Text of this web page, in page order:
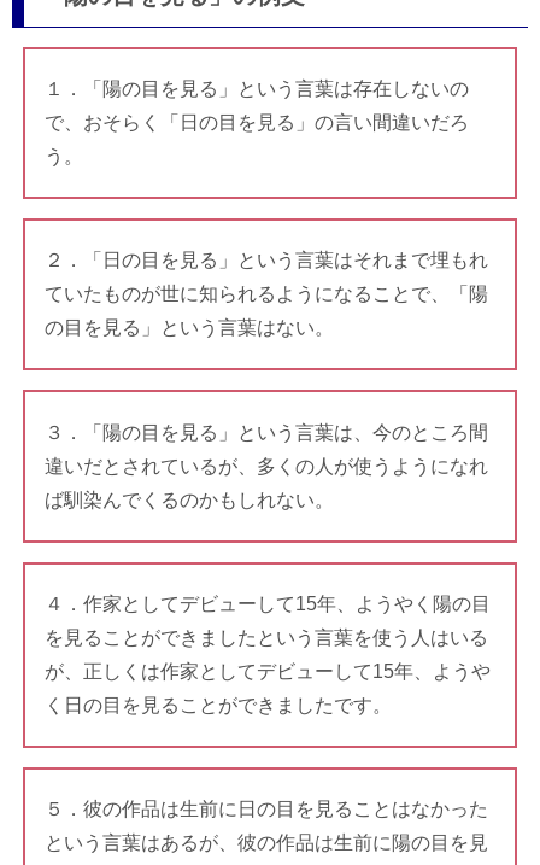
１．「陽の目を見る」という言葉は存在しないの
で、おそらく「日の目を見る」の言い間違いだろ
う。
２．「日の目を見る」という言葉はそれまで埋もれ
ていたものが世に知られるようになることで、「陽
の目を見る」という言葉はない。
３．「陽の目を見る」という言葉は、今のところ間
違いだとされているが、多くの人が使うようになれ
ば馴染んでくるのかもしれない。
４．作家としてデビューして15年、ようやく陽の目
を見ることができましたという言葉を使う人はいる
が、正しくは作家としてデビューして15年、ようや
く日の目を見ることができましたです。
５．彼の作品は生前に日の目を見ることはなかった
という言葉はあるが、彼の作品は生前に陽の目を見